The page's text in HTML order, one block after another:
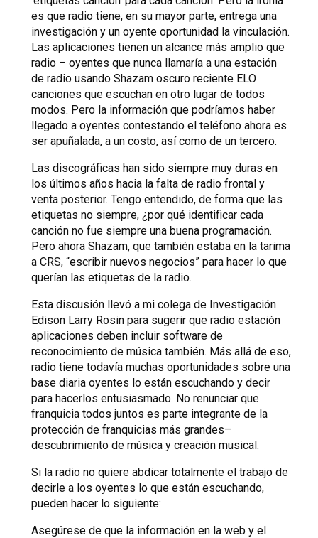
es que radio tiene, en su mayor parte, entrega una
investigación y un oyente oportunidad la vinculación.
Las aplicaciones tienen un alcance más amplio que
radio – oyentes que nunca llamaría a una estación
de radio usando Shazam oscuro reciente ELO
canciones que escuchan en otro lugar de todos
modos. Pero la información que podríamos haber
llegado a oyentes contestando el teléfono ahora es
ser apuñalada, a un costo, así como de un tercero.
Las discográficas han sido siempre muy duras en
los últimos años hacia la falta de radio frontal y
venta posterior. Tengo entendido, de forma que las
etiquetas no siempre, ¿por qué identificar cada
canción no fue siempre una buena programación.
Pero ahora Shazam, que también estaba en la tarima
a CRS, “escribir nuevos negocios” para hacer lo que
querían las etiquetas de la radio.
Esta discusión llevó a mi colega de Investigación
Edison Larry Rosin para sugerir que radio estación
aplicaciones deben incluir software de
reconocimiento de música también. Más allá de eso,
radio tiene todavía muchas oportunidades sobre una
base diaria oyentes lo están escuchando y decir
para hacerlos entusiasmado. No renunciar que
franquicia todos juntos es parte integrante de la
protección de franquicias más grandes–
descubrimiento de música y creación musical.
Si la radio no quiere abdicar totalmente el trabajo de
decirle a los oyentes lo que están escuchando,
pueden hacer lo siguiente:
Asegúrese de que la información en la web y el